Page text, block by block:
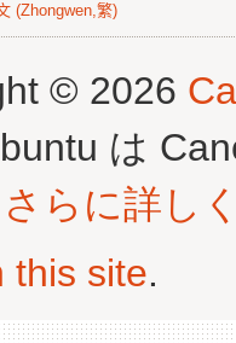
(Zhongwen,繁)
© 2026
は
らに詳し
this site.